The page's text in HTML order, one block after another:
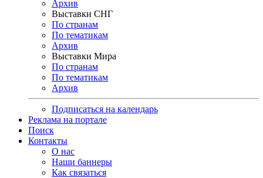
Архив
Выставки СНГ
По странам
По тематикам
Архив
Выставки Мира
По странам
По тематикам
Архив
Подписаться на календарь
Реклама на портале
Поиск
Контакты
О нас
Наши баннеры
Как связаться